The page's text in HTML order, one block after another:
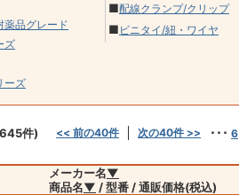
薬品グレード
ズ
ーズ
■配線クランプ/クリップ
■ ビニタイ/紐・ワイヤ
件) << 前の40件 次の40件 >> ･･･ 6
メーカー名▼
商品名▼ / 型番 / 通販価格(税込)